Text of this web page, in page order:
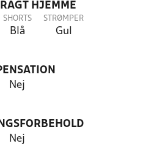
HJEMME
SHORTS
Blå
STRØMPER
Gul
Nej
Nej